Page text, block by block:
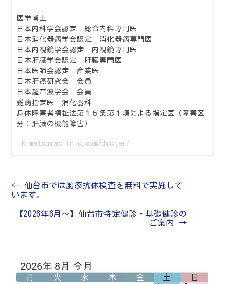
医学博士
日本内科学会認定 総合内科専門医
日本消化器病学会認定 消化器病専門医
日本内視鏡学会認定 内視鏡専門医
日本肝臓学会認定 肝臓専門医
日本医師会認定 産業医
日本肝癌研究会 会員
日本超音波学会 会員
難病指定医 消化器科
身体障害者福祉法第１５条第１項による指定医（障害区
分：肝臓の機能障害）
k-matsudaclinic.com/docter/
← 仙台市では風疹抗体検査を無料で実施して
います。
【2026年6月～】仙台市特定健診・基礎健診の
ご案内 →